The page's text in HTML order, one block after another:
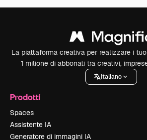
La piattaforma creativa per realizzare i
1 milione di abbonati tra creativi,
Italiano
Prodotti
Spaces
Assistente IA
Generatore di immagini IA